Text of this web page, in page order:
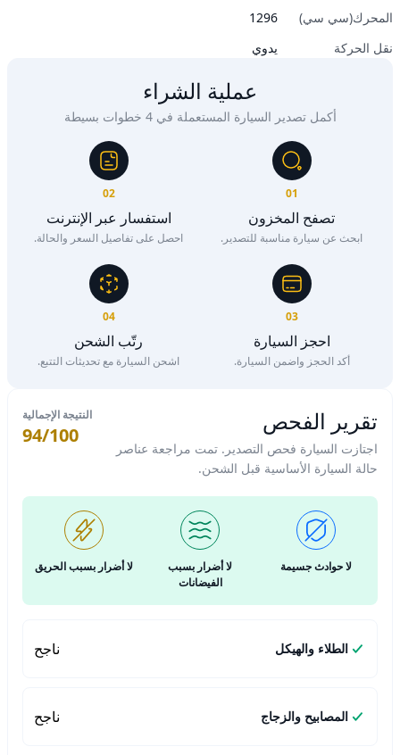
المحرك(سي سي)
1296
نقل الحركة
يدوي
عملية الشراء
أكمل تصدير السيارة المستعملة في 4 خطوات بسيطة
01
تصفح المخزون
ابحث عن سيارة مناسبة للتصدير.
02
استفسار عبر الإنترنت
احصل على تفاصيل السعر والحالة.
03
احجز السيارة
أكد الحجز واضمن السيارة.
04
رتّب الشحن
اشحن السيارة مع تحديثات التتبع.
تقرير الفحص
اجتازت السيارة فحص التصدير. تمت مراجعة عناصر
حالة السيارة الأساسية قبل الشحن.
النتيجة الإجمالية
94/100
لا حوادث جسيمة
لا أضرار بسبب
الفيضانات
لا أضرار بسبب الحريق
الطلاء والهيكل ناجح
المصابيح والزجاج ناجح